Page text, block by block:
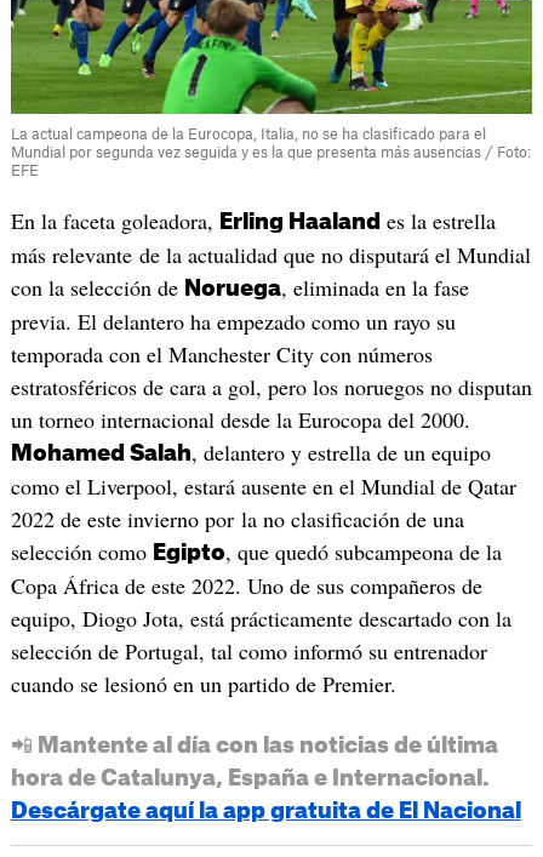
La actual campeona de la Eurocopa, Italia, no se ha clasificado para el
Mundial por segunda vez seguida y es la que presenta más ausencias / Foto:
EFE
En la faceta goleadora, Erling Haaland es la estrella
más relevante de la actualidad que no disputará el Mundial
con la selección de Noruega, eliminada en la fase
previa. El delantero ha empezado como un rayo su
temporada con el Manchester City con números
estratosféricos de cara a gol, pero los noruegos no disputan
un torneo internacional desde la Eurocopa del 2000.
Mohamed Salah, delantero y estrella de un equipo
como el Liverpool, estará ausente en el Mundial de Qatar
2022 de este invierno por la no clasificación de una
selección como Egipto, que quedó subcampeona de la
Copa África de este 2022. Uno de sus compañeros de
equipo, Diogo Jota, está prácticamente descartado con la
selección de Portugal, tal como informó su entrenador
cuando se lesionó en un partido de Premier.
📲 Mantente al día con las noticias de última
hora de Catalunya, España e Internacional.
Descárgate aquí la app gratuita de El Nacional